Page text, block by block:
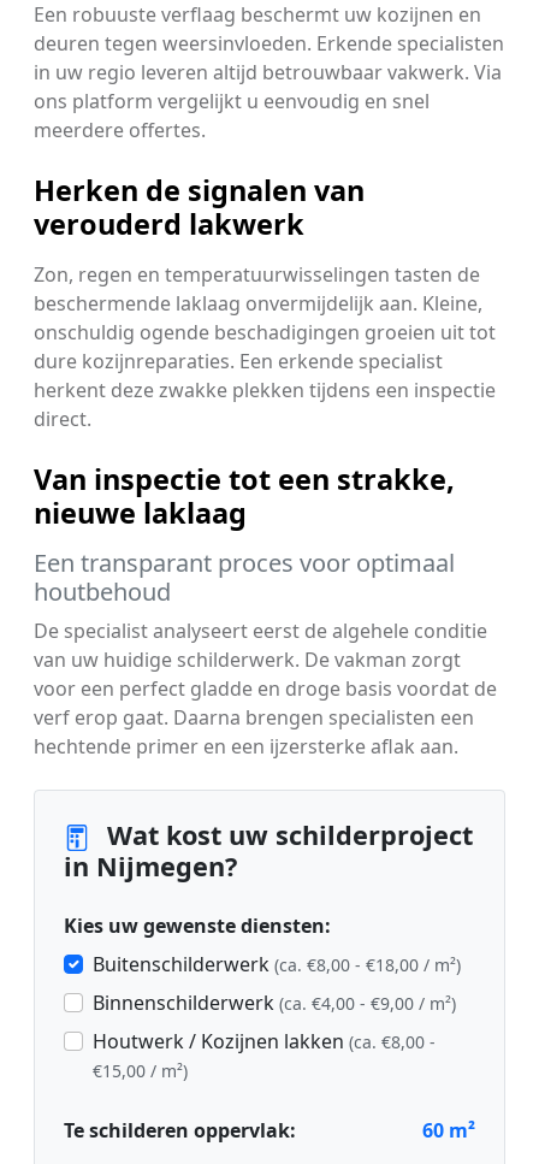
Een robuuste verflaag beschermt uw kozijnen en
deuren tegen weersinvloeden. Erkende specialisten
in uw regio leveren altijd betrouwbaar vakwerk. Via
ons platform vergelijkt u eenvoudig en snel
meerdere offertes.
Herken de signalen van
verouderd lakwerk
Zon, regen en temperatuurwisselingen tasten de
beschermende laklaag onvermijdelijk aan. Kleine,
onschuldig ogende beschadigingen groeien uit tot
dure kozijnreparaties. Een erkende specialist
herkent deze zwakke plekken tijdens een inspectie
direct.
Van inspectie tot een strakke,
nieuwe laklaag
Een transparant proces voor optimaal
houtbehoud
De specialist analyseert eerst de algehele conditie
van uw huidige schilderwerk. De vakman zorgt
voor een perfect gladde en droge basis voordat de
verf erop gaat. Daarna brengen specialisten een
hechtende primer en een ijzersterke aflak aan.
Wat kost uw schilderproject
in Nijmegen?
Kies uw gewenste diensten:
Buitenschilderwerk (ca. €8,00 - €18,00 / m²)
Binnenschilderwerk (ca. €4,00 - €9,00 / m²)
Houtwerk / Kozijnen lakken (ca. €8,00 -
€15,00 / m²)
Te schilderen oppervlak: 60 m²